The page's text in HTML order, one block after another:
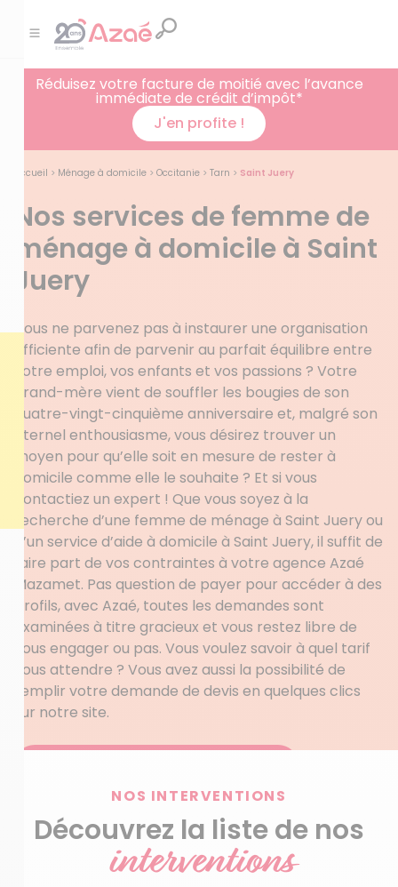
Réduisez votre facture de moitié avec l’avance
immédiate de crédit d’impôt*
J'en profite !
Accueil > Ménage à domicile > Occitanie > Tarn > Saint Juery
Nos services de femme de
ménage à domicile à Saint
Juery
Vous ne parvenez pas à instaurer une organisation
efficiente afin de parvenir au parfait équilibre entre
votre emploi, vos enfants et vos passions ? Votre
grand-mère vient de souffler les bougies de son
quatre-vingt-cinquième anniversaire et, malgré son
éternel enthousiasme, vous désirez trouver un
moyen pour qu’elle soit en mesure de rester à
domicile comme elle le souhaite ? Et si vous
contactiez un expert ! Que vous soyez à la
recherche d’une femme de ménage à Saint Juery ou
d’un service d’aide à domicile à Saint Juery, il suffit de
faire part de vos contraintes à votre agence Azaé
Mazamet. Pas question de payer pour accéder à des
profils, avec Azaé, toutes les demandes sont
examinées à titre gracieux et vous restez libre de
vous engager ou pas. Vous voulez savoir à quel tarif
vous attendre ? Vous avez aussi la possibilité de
remplir votre demande de devis en quelques clics
sur notre site.
NOS INTERVENTIONS
Découvrez la liste de nos
interventions